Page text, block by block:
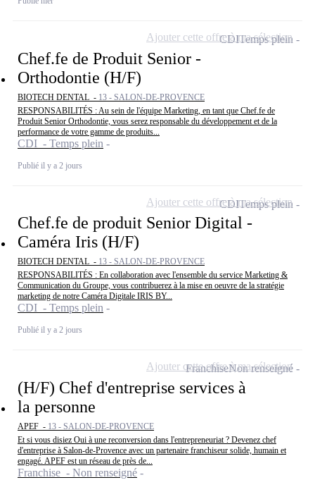
Chef.fe de Produit Senior -
Orthodontie (H/F)
BIOTECH DENTAL - 13 - SALON-DE-PROVENCE
RESPONSABILITÉS : Au sein de l'équipe Marketing, en tant que Chef.fe de
Produit Senior Orthodontie, vous serez responsable du développement et de la
performance de votre gamme de produits...
CDI - Temps plein
Publié il y a 2 jours
CDITemps plein
Ajouter cette offre à ma sélection
Chef.fe de produit Senior Digital -
Caméra Iris (H/F)
BIOTECH DENTAL - 13 - SALON-DE-PROVENCE
RESPONSABILITÉS : En collaboration avec l'ensemble du service Marketing &
Communication du Groupe, vous contribuerez à la mise en oeuvre de la stratégie
marketing de notre Caméra Digitale IRIS BY...
CDI - Temps plein
Publié il y a 2 jours
CDITemps plein
Ajouter cette offre à ma sélection
(H/F) Chef d'entreprise services à
la personne
APEF - 13 - SALON-DE-PROVENCE
Et si vous disiez Oui à une reconversion dans l'entrepreneuriat ? Devenez chef
d'entreprise à Salon-de-Provence avec un partenaire franchiseur solide, humain et
engagé. APEF est un réseau de près de...
Franchise - Non renseigné
FranchiseNon renseigné
Ajouter cette offre à ma sélection